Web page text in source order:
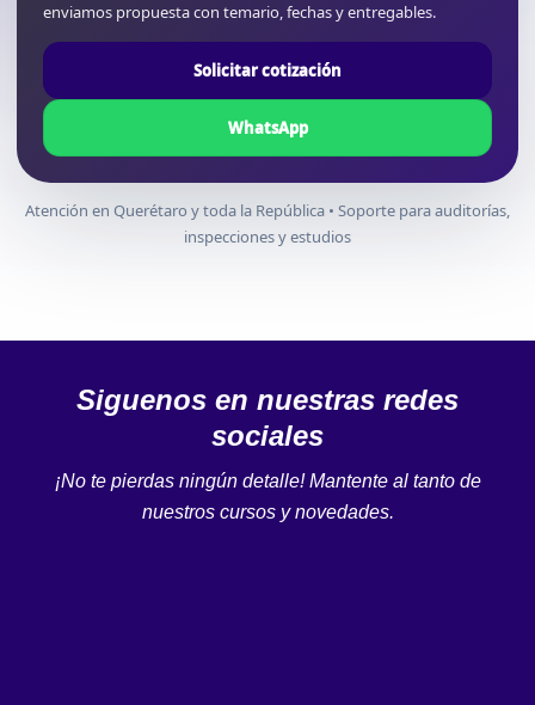
enviamos propuesta con temario, fechas y entregables.
Solicitar cotización
WhatsApp
Atención en Querétaro y toda la República • Soporte para auditorías,
inspecciones y estudios
Siguenos en nuestras redes
sociales
¡No te pierdas ningún detalle! Mantente al tanto de
nuestros cursos y novedades.